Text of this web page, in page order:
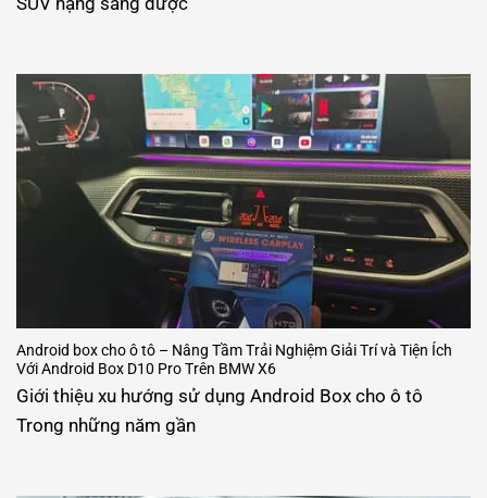
Android box cho ô tô – Nâng Tầm Trải Nghiệm Giải Trí và Tiện Ích
Với Android Box D10 Pro Trên BMW X6
Giới thiệu xu hướng sử dụng Android Box cho ô tô
Trong những năm gần